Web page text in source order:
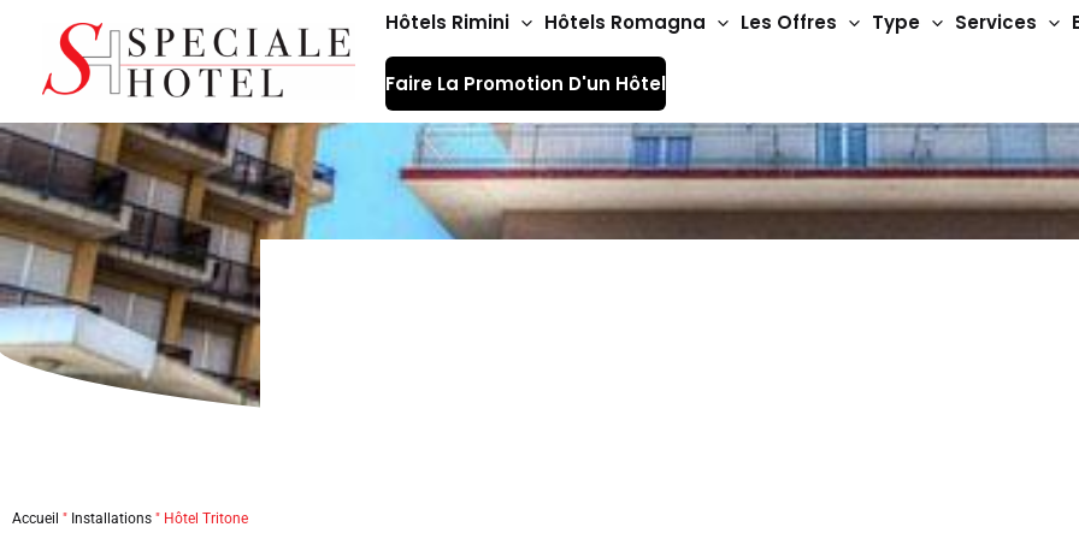
contenu
Hôtels Rimini Hôtels Romagna Les Offres Type Services
Faire La Promotion D'un Hôtel
Accueil " Installations " Hôtel Tritone